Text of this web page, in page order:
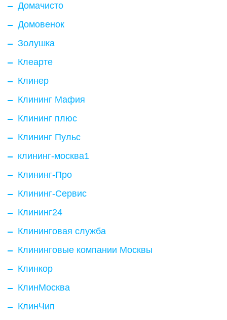
Домачисто
Домовенок
Золушка
Клеарте
Клинер
Клининг Мафия
Клининг плюс
Клининг Пульс
клининг-москва1
Клининг-Про
Клининг-Сервис
Клининг24
Клининговая служба
Клининговые компании Москвы
Клинкор
КлинМосква
КлинЧип